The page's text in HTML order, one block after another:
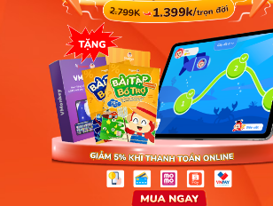
Ngày 18: Vì sao bé nhanh quên
từ tiếng Anh? Cách giúp con
nhớ lâu mà không cần học
nhiều
Ngày 17: Bé nhận diện từ nhanh
qua hình ảnh – Chìa khóa giúp
con hiểu ngay không cần dịch